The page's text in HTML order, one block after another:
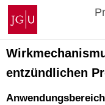
Zum
Inhalt
springen
Johannes
Gutenberg-
Universität
Mainz
entzündlichen